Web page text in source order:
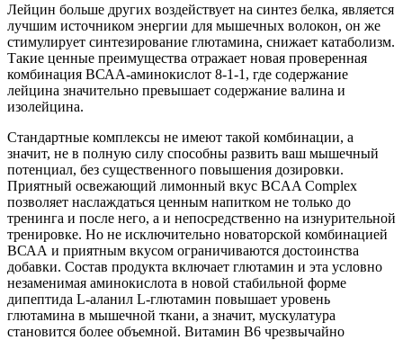
Лейцин больше других воздействует на синтез белка, является
лучшим источником энергии для мышечных волокон, он же
стимулирует синтезирование глютамина, снижает катаболизм.
Такие ценные преимущества отражает новая проверенная
комбинация ВСАА-аминокислот 8-1-1, где содержание
лейцина значительно превышает содержание валина и
изолейцина.
Стандартные комплексы не имеют такой комбинации, а
значит, не в полную силу способны развить ваш мышечный
потенциал, без существенного повышения дозировки.
Приятный освежающий лимонный вкус BCAA Complex
позволяет наслаждаться ценным напитком не только до
тренинга и после него, а и непосредственно на изнурительной
тренировке. Но не исключительно новаторской комбинацией
ВСАА и приятным вкусом ограничиваются достоинства
добавки. Состав продукта включает глютамин и эта условно
незаменимая аминокислота в новой стабильной форме
дипептида L-аланил L-глютамин повышает уровень
глютамина в мышечной ткани, а значит, мускулатура
становится более объемной. Витамин В6 чрезвычайно